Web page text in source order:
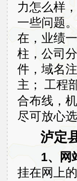
力怎么样
一些问题
在，业绩
柱，公司
件，域名
主；
工程
合布线，
尽可放心
泸定县
1、网站
挂在网上